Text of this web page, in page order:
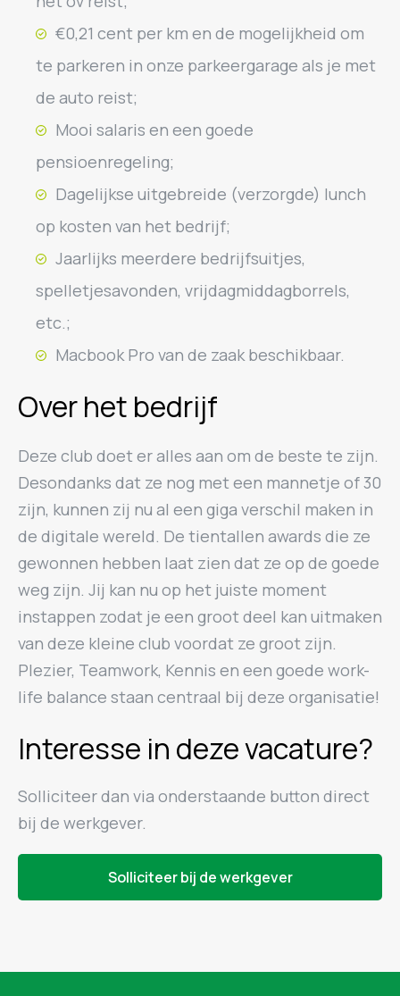
€0,21 cent per km en de mogelijkheid om
te parkeren in onze parkeergarage als je met
de auto reist;
Mooi salaris en een goede
pensioenregeling;
Dagelijkse uitgebreide (verzorgde) lunch
op kosten van het bedrijf;
Jaarlijks meerdere bedrijfsuitjes,
spelletjesavonden, vrijdagmiddagborrels,
etc.;
Macbook Pro van de zaak beschikbaar.
Over het bedrijf
Deze club doet er alles aan om de beste te zijn.
Desondanks dat ze nog met een mannetje of 30
zijn, kunnen zij nu al een giga verschil maken in
de digitale wereld. De tientallen awards die ze
gewonnen hebben laat zien dat ze op de goede
weg zijn. Jij kan nu op het juiste moment
instappen zodat je een groot deel kan uitmaken
van deze kleine club voordat ze groot zijn.
Plezier, Teamwork, Kennis en een goede work-
life balance staan centraal bij deze organisatie!
Interesse in deze vacature?
Solliciteer dan via onderstaande button direct
bij de werkgever.
Solliciteer bij de werkgever